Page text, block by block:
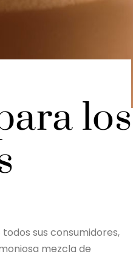
los
sus consumidores,
mezcla de